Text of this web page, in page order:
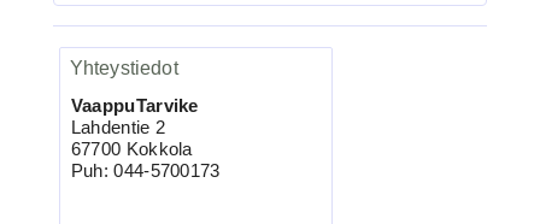
VMC-7557 TI KAPTAIN 3X
Kolmihaarakoukku N.4 10kpl
Yhteystiedot
VaappuTarvike
Lahdentie 2
67700 Kokkola
Puh: 044-5700173